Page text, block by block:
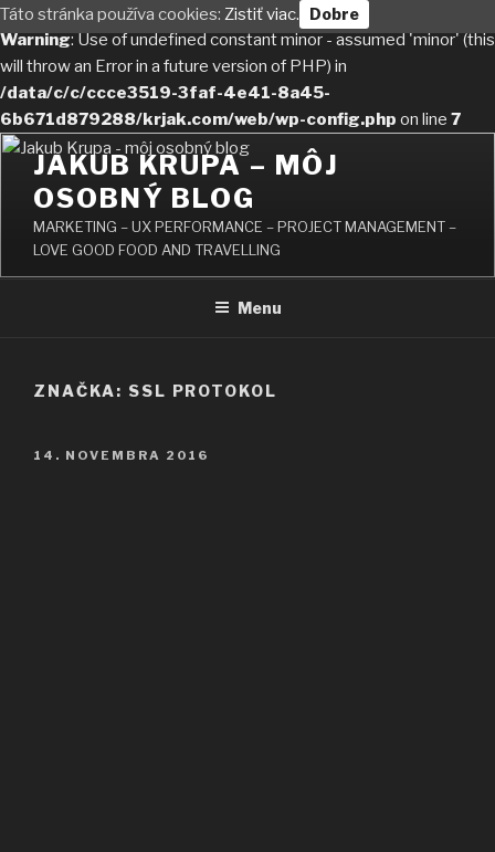
Warning: Use of undefined constant minor - assumed 'minor' (this
will throw an Error in a future version of PHP) in
/data/c/c/ccce3519-3faf-4e41-8a45-
6b671d879288/krjak.com/web/wp-config.php on line 7
Prejsť
obsah
JAKUB KRUPA – MÔJ
OSOBNÝ BLOG
MARKETING – UX PERFORMANCE – PROJECT MANAGEMENT –
LOVE GOOD FOOD AND TRAVELLING
Menu
ZNAČKA: SSL PROTOKOL
PUBLIKOVANÉ
14. NOVEMBRA 2016
Táto stránka používa cookies: Zistiť viac. Dobre